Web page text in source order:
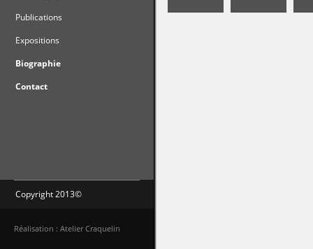
Publications
Expositions
Biographie
Contact
Copyright 2013©
Réalisation : Atelier Craquelin